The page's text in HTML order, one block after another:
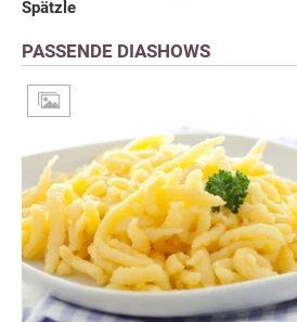
Spätzle
PASSENDE DIASHOWS